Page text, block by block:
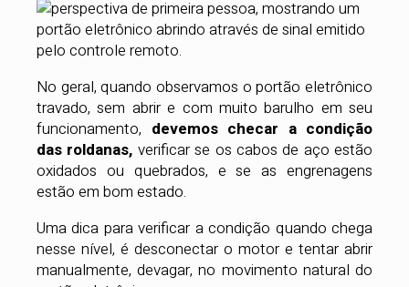
No geral, quando observamos o portão eletrônico
travado, sem abrir e com muito barulho em seu
funcionamento, devemos checar a condição
das roldanas, verificar se os cabos de aço estão
oxidados ou quebrados, e se as engrenagens
estão em bom estado.
Uma dica para verificar a condição quando chega
nesse nível, é desconectar o motor e tentar abrir
manualmente, devagar, no movimento natural do